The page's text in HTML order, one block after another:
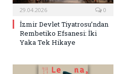
29.04.2026 0
İzmir Devlet Tiyatrosu’ndan
Rembetiko Efsanesi: İki
Yaka Tek Hikaye